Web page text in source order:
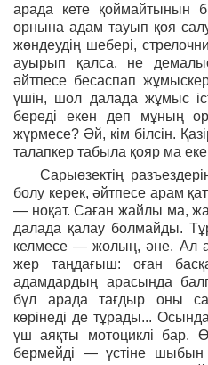
арада кете қоймайтынын
орнына адам тауып қоя
жөндеудің шебері,
ауырып қалса, не
әйтпесе бесаспап
үшін, шол далада жұмыс
береді екен деп мұның
жүрмесе? Әй, кім білсін.
талапкер табыла қояр ма
Сарыөзектің
болу керек, әйтпесе арам
— ноқат. Саған жайлы ма,
далада қалау болмайды.
келмесе — жолың, әне. Ал
жер таңдағыш: оған
адамдардың арасында
бүл арада тағдыр оны
көрінеді де тұрады...
үш аяқты мотоциклі бар.
бермейді — үстіне